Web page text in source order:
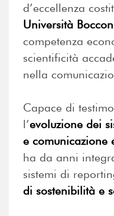
d’eccellenza
Università
competenza
scientificità
nella
Capace di
l’evoluzione dei
e comunicazione
ha da anni
sistemi di
di sostenibilità e